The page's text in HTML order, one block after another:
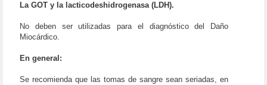
La GOT y la lacticodeshidrogenasa (LDH).
No deben ser utilizadas para el diagnóstico del Daño
Miocárdico.
En general:
Se recomienda que las tomas de sangre sean seriadas, en